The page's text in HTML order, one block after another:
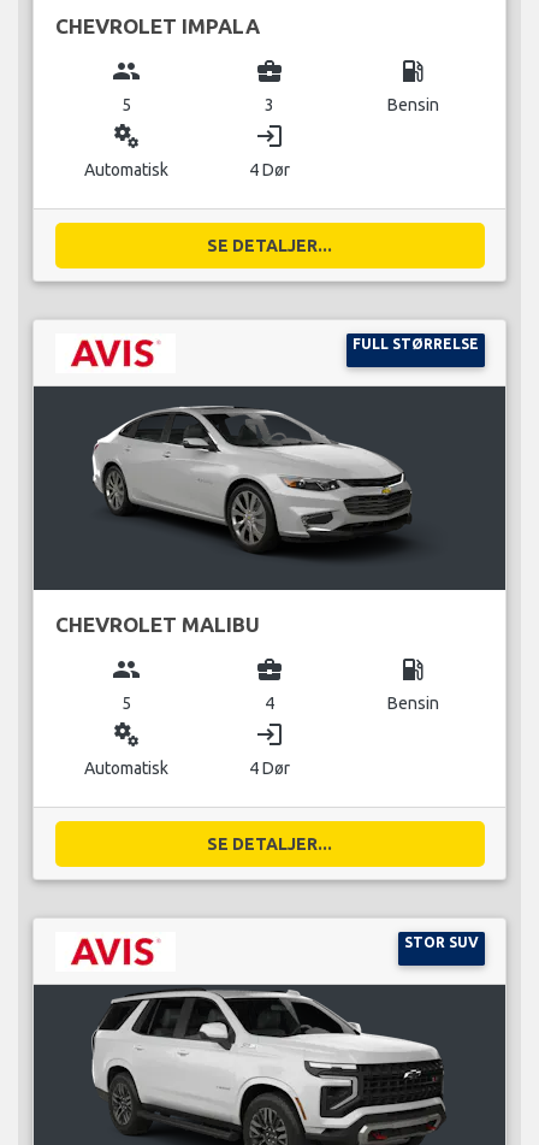
CHEVROLET IMPALA
group
5
business_center
3
local_gas_station
Bensin
miscellaneous_services
Automatisk
login
4 Dør
SE DETALJER...
FULL STØRRELSE
CHEVROLET MALIBU
group
5
business_center
4
local_gas_station
Bensin
miscellaneous_services
Automatisk
login
4 Dør
SE DETALJER...
STOR SUV